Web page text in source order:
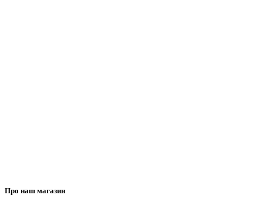
Про наш магазин